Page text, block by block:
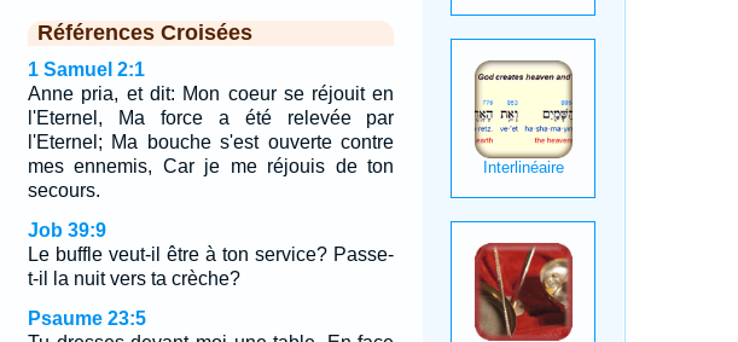
Références Croisées
1 Samuel 2:1
Anne pria, et dit: Mon coeur se réjouit en
l'Eternel, Ma force a été relevée par
l'Eternel; Ma bouche s'est ouverte contre
mes ennemis, Car je me réjouis de ton
secours.
Job 39:9
Le buffle veut-il être à ton service? Passe-
t-il la nuit vers ta crèche?
Psaume 23:5